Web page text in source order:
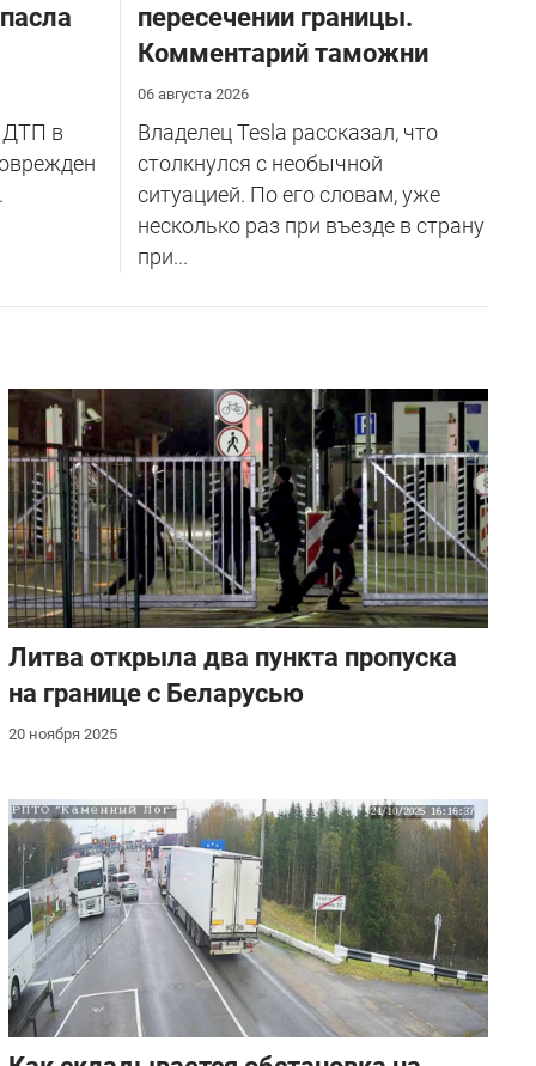
ДТП в
пересечении границы.
Комментарий таможни
06 августа 2026
Владелец Tesla рассказал, что
столкнулся с необычной
ситуацией. По его словам, уже
несколько раз при въезде в страну
при...
Литва открыла два пункта пропуска
на границе с Беларусью
20 ноября 2025